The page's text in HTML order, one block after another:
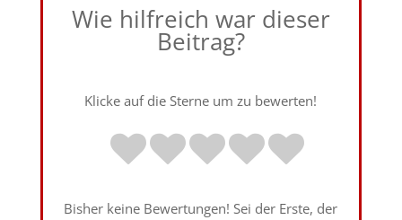
Wie hilfreich war dieser
Beitrag?
Klicke auf die Sterne um zu bewerten!
Bisher keine Bewertungen! Sei der Erste, der